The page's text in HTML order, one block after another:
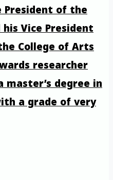
of the
Vice President
College of Arts
researcher
master’s degree in
a grade of very